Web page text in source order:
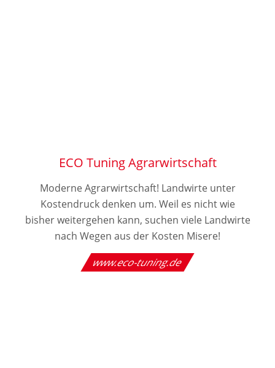
ECO Tuning Agrarwirtschaft
Moderne Agrarwirtschaft! Landwirte unter
Kostendruck denken um. Weil es nicht wie
bisher weitergehen kann, suchen viele Landwirte
nach Wegen aus der Kosten Misere!
www.eco-tuning.de